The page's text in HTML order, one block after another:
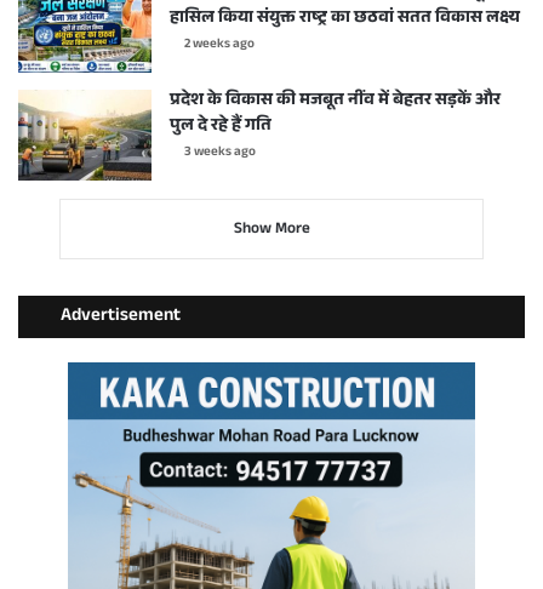
हासिल किया संयुक्त राष्ट्र का छठवां सतत विकास लक्ष्य
2 weeks ago
प्रदेश के विकास की मजबूत नींव में बेहतर सड़कें और
पुल दे रहे हैं गति
3 weeks ago
Show More
Advertisement